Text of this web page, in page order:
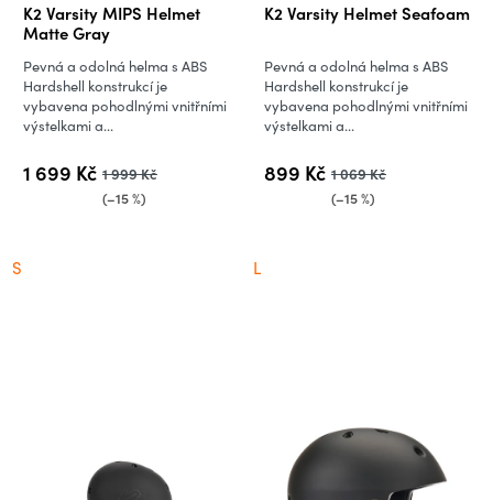
K2 Varsity MIPS Helmet
Matte Gray
1 699 Kč 1 999 Kč
(–15 %)
Pevná a odolná helma s ABS
Hardshell konstrukcí je
vybavena pohodlnými vnitřními
výstelkami a...
S
K2 Varsity Helmet Seafoam
899 Kč 1 069 Kč
(–15 %)
Pevná a odolná helma s ABS
Hardshell konstrukcí je
vybavena pohodlnými vnitřními
výstelkami a...
L